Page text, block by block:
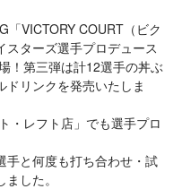
VICTORY COURT（ビク
スターズ選手プロデュース
！第三弾は計12選手の丼ぶ
ドリンクを発売いたしま
・レフト店」でも選手プロ
手と何度も打ち合わせ・試
した。